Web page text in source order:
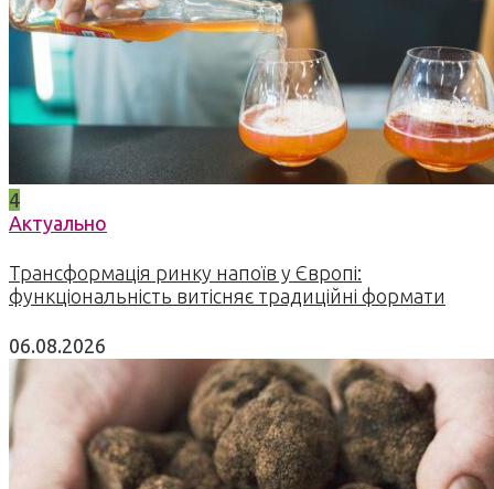
4
Актуально
Трансформація ринку напоїв у Європі:
функціональність витісняє традиційні формати
06.08.2026